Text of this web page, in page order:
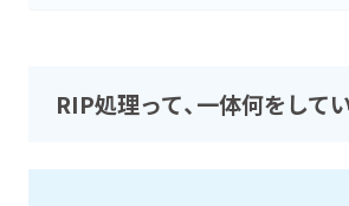
RIP処理って、一体何をして